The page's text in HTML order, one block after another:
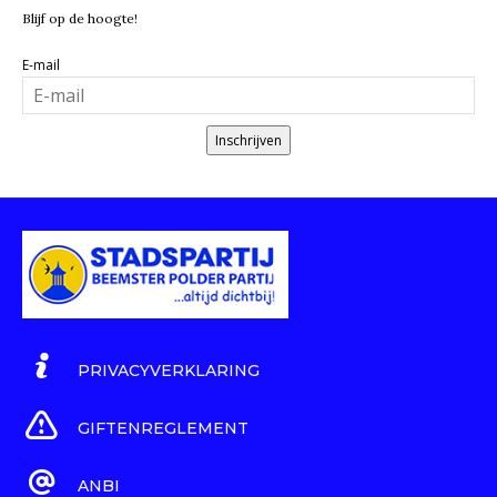
Blijf op de hoogte!
E-mail
Inschrijven
PRIVACYVERKLARING
GIFTENREGLEMENT
ANBI